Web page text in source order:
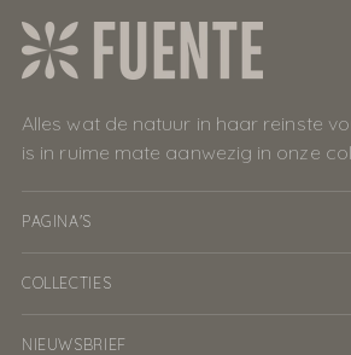
Alles wat de natuur in haar reinste
is in ruime mate aanwezig in onze
PAGINA'S
COLLECTIES
NIEUWSBRIEF